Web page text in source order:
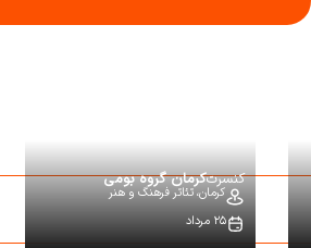
کنسرتکرمان گروه بومی
کرمان،تئاتر فرهنگ و هنر
۲۵ مرداد